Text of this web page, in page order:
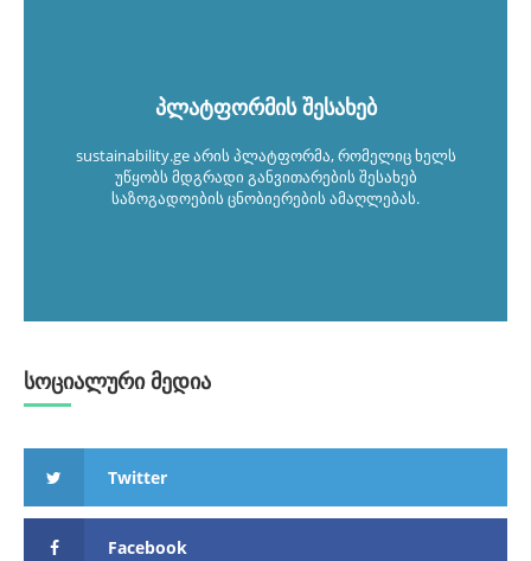
პლატფორმის შესახებ
sustainability.ge არის პლატფორმა, რომელიც ხელს
უწყობს მდგრადი განვითარების შესახებ
საზოგადოების ცნობიერების ამაღლებას.
სოციალური მედია
Twitter
Facebook